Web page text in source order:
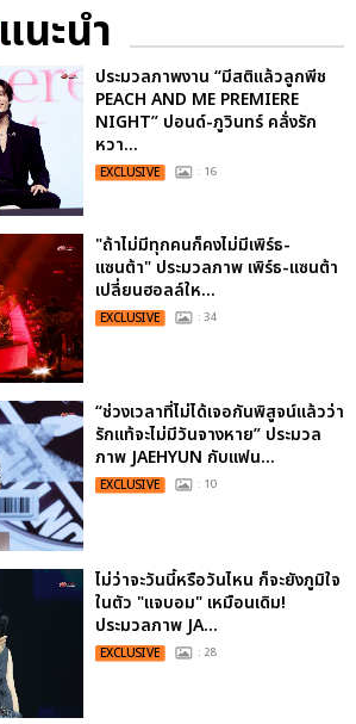
แนะนำ
ประมวลภาพงาน “มีสติแล้วลูกพีช
PEACH AND ME PREMIERE
NIGHT” ปอนด์-ภูวินทร์ คลั่งรัก
หวา...
EXCLUSIVE : 16
"ถ้าไม่มีทุกคนก็คงไม่มีเพิร์ธ-
แซนต้า" ประมวลภาพ เพิร์ธ-แซนต้า
เปลี่ยนฮอลล์ให...
EXCLUSIVE : 34
“ช่วงเวลาที่ไม่ได้เจอกันพิสูจน์แล้วว่า
รักแท้จะไม่มีวันจางหาย” ประมวล
ภาพ JAEHYUN กับแฟน...
EXCLUSIVE : 10
ไม่ว่าจะวันนี้หรือวันไหน ก็จะยังภูมิใจ
ในตัว "แจบอม" เหมือนเดิม!
ประมวลภาพ JA...
EXCLUSIVE : 28